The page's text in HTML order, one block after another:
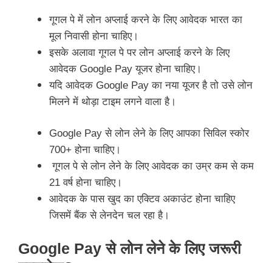
गूगल पे में लोन अप्लाई करने के लिए आवेदक भारत का
मूल निवासी होना चाहिए।
इसके अलावा गूगल पे पर लोन अप्लाई करने के लिए
आवेदक Google Pay यूजर होना चाहिए।
यदि आवेदक Google Pay का नया यूजर है तो उसे लोन
मिलने में थोड़ा टाइम लगने वाला है।
Google Pay से लोन लेने के लिए आपका सिविल स्कोर
700+ होना चाहिए।
गूगल पे से लोन लेने के लिए आवेदक का उम्र कम से कम
21 वर्ष होना चाहिए।
आवेदक के पास खुद का एक्टिव अकाउंट होना चाहिए
जिसमें बैंक से लेनदेन चल रहा है।
Google Pay से लोन लेने के लिए जरूरी